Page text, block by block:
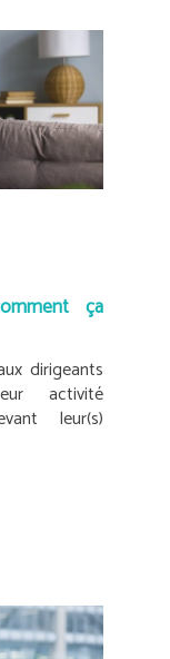
ça
dirigeants
activité
leur(s)